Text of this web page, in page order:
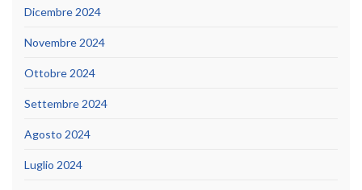
Dicembre 2024
Novembre 2024
Ottobre 2024
Settembre 2024
Agosto 2024
Luglio 2024